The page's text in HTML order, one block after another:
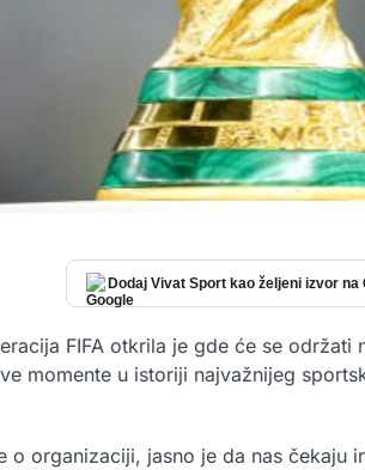
Dodaj Vivat Sport kao željeni izvor na
FIFA otkrila je gde će se održati
momente u istoriji najvažnijeg
o organizaciji, jasno je da nas čekaju